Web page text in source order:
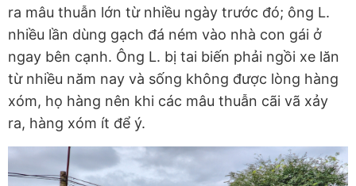
ra mâu thuẫn lớn từ nhiều ngày trước đó; ông L.
nhiều lần dùng gạch đá ném vào nhà con gái ở
ngay bên cạnh. Ông L. bị tai biến phải ngồi xe lăn
từ nhiều năm nay và sống không được lòng hàng
xóm, họ hàng nên khi các mâu thuẫn cãi vã xảy
ra, hàng xóm ít để ý.